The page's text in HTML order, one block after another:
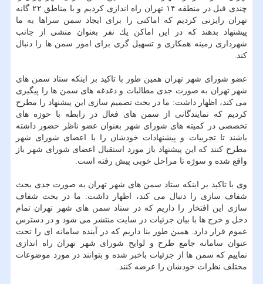
چندی قبل در منطقه ۱۴ تهران راه اندازی كردیم و با مناطق ۲۲ گانه
تهران رایزنی كردیم كه اماكنی را برای ایجاد سمن سراها به ما
پیشنهاد بدهند كه در این اماكن یك نفر بعنوان منشی از جانب
شهرداری زمینه همكاری و تسهیل گری برای امور سمن ها را دنبال
كند.
عضو شورای شهر تهران همین طور با تاكید بر اینكه ستاد سمن های
شهر تهران به صورت جدی مطالبات و دغدغه های سمن ها را پیگیری
می كند، اظهار داشت: ما در بحث تصمیم سازی این پیشنهاد را مطرح
كردیم كه نمایندگانی از سمن های فعال در رابطه با حوزه های
تخصصی در كمیته های شورای شهر بعنوان عضو ناظر حضور داشته
باشند تا تجربیات و پیشنهادات خودشان را با اعضای شورای شهر
مطرح كنند كه این پیشنهاد باز مورد استقبال اعضای شورای شهر باز
واقع شده و سوژه تا مراحل خوبی پیش رفته است.
وی با تاكید بر اینكه ستاد سمن های شهر تهران به صورت جدی بحث
شفاف سازی را دنبال می كند، اظهار داشت: ما در بحث شفاف
سازی این افتخار را داریم كه در ستاد سمن های شهر تهران تمام
دخل و خرج ها با بیان جزئیات در سایت منتشر می شود و در دسترس
عموم قرار دارد. همین طور بنا داریم كه در آینده سامانه ای را تحت
عنوان سامانه جامع طرح و لوایح شورای شهر تهران راه اندازی
نماییم كه سمن ها از جزئیات باخبر شده و بتوانند در مورد موضوعات
مختلف نظرات خودشان را عرضه كنند.